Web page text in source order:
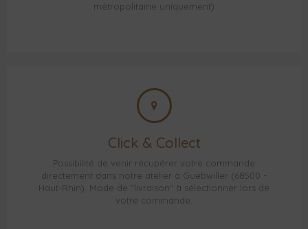
métropolitaine uniquement)
Click & Collect
Possibilité de venir récupérer votre commande
directement dans notre atelier à Guebwiller (68500 -
Haut-Rhin). Mode de "livraison" à sélectionner lors de
votre commande.